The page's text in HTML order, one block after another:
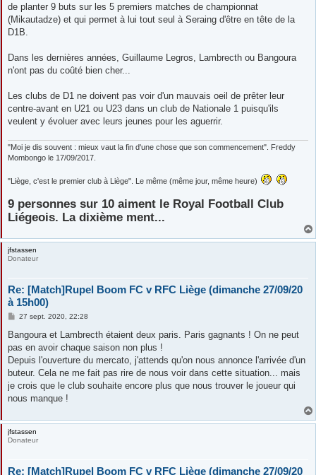
de planter 9 buts sur les 5 premiers matches de championnat
(Mikautadze) et qui permet à lui tout seul à Seraing d'être en tête de la
D1B.
Dans les dernières années, Guillaume Legros, Lambrecth ou Bangoura
n'ont pas du coûté bien cher...
Les clubs de D1 ne doivent pas voir d'un mauvais oeil de prêter leur
centre-avant en U21 ou U23 dans un club de Nationale 1 puisqu'ils
veulent y évoluer avec leurs jeunes pour les aguerrir.
"Moi je dis souvent : mieux vaut la fin d'une chose que son commencement". Freddy
Mombongo le 17/09/2017.
"Liège, c'est le premier club à Liège". Le même (même jour, même heure)
9 personnes sur 10 aiment le Royal Football Club
Liégeois. La dixième ment...
jfstassen
Donateur
Re: [Match]Rupel Boom FC v RFC Liège (dimanche 27/09/20
à 15h00)
M
s
a
g
e
27 sept. 2020, 22:28
Bangoura et Lambrecth étaient deux paris. Paris gagnants ! On ne peut
pas en avoir chaque saison non plus !
Depuis l'ouverture du mercato, j'attends qu'on nous annonce l'arrivée d'un
buteur. Cela ne me fait pas rire de nous voir dans cette situation... mais
je crois que le club souhaite encore plus que nous trouver le joueur qui
nous manque !
jfstassen
Donateur
Re: [Match]Rupel Boom FC v RFC Liège (dimanche 27/09/20